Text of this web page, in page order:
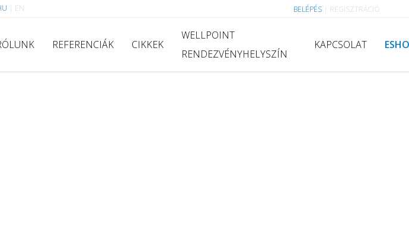
EN BELÉPÉS REGISZTRÁCIÓ
REFERENCIÁK CIKKEK
WELLPOINT
RENDEZVÉNYHELYSZÍN
KAPCSOLAT